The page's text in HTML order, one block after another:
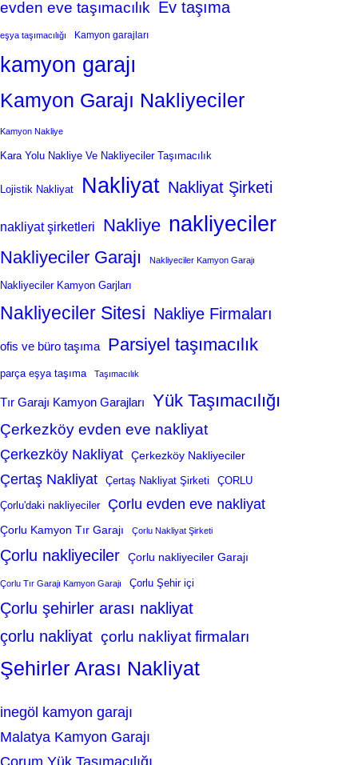
evden eve taşımacılık Ev taşıma
eşya taşımacılığı Kamyon garajları
kamyon garajı
Kamyon Garajı Nakliyeciler
Kamyon Nakliye
Kara Yolu Nakliye Ve Nakliyeciler Taşımacılık
Lojistik Nakliyat Nakliyat Nakliyat Şirketi
nakliyat şirketleri Nakliye nakliyeciler
Nakliyeciler Garajı Nakliyeciler Kamyon Garajı
Nakliyeciler Kamyon Garjları
Nakliyeciler Sitesi Nakliye Firmaları
ofis ve büro taşıma Parsiyel taşımacılık
parça eşya taşıma Taşımacılık
Tır Garajı Kamyon Garajları Yük Taşımacılığı
Çerkezköy evden eve nakliyat
Çerkezköy Nakliyat Çerkezköy Nakliyeciler
Çertaş Nakliyat Çertaş Nakliyat Şirketi ÇORLU
Çorlu'daki nakliyeciler Çorlu evden eve nakliyat
Çorlu Kamyon Tır Garajı Çorlu Nakliyat Şirketi
Çorlu nakliyeciler Çorlu nakliyeciler Garajı
Çorlu Tır Garajı Kamyon Garajı Çorlu Şehir içi
Çorlu şehirler arası nakliyat
çorlu nakliyat çorlu nakliyat firmaları
Şehirler Arası Nakliyat
inegöl kamyon garajı
Malatya Kamyon Garajı
Çorum Yük Taşımacılığı